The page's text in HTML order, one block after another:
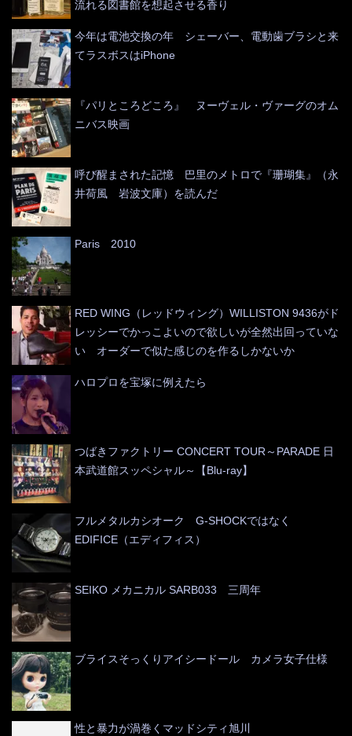
流れる図書館を想起させる香り
今年は電池交換の年 シェーバー、電動歯ブラシと来
てラスボスはiPhone
『パリところどころ』 ヌーヴェル・ヴァーグのオム
ニバス映画
呼び醒まされた記憶 巴里のメトロで『珊瑚集』（永
井荷風 岩波文庫）を読んだ
Paris 2010
RED WING（レッドウィング）WILLISTON 9436がド
レッシーでかっこよいので欲しいが全然出回っていな
い オーダーで似た感じのを作るしかないか
ハロプロを宝塚に例えたら
つばきファクトリー CONCERT TOUR～PARADE 日
本武道館スッペシャル～【Blu-ray】
フルメタルカシオーク G-SHOCKではなく
EDIFICE（エディフィス）
SEIKO メカニカル SARB033 三周年
ブライスそっくりアイシードール カメラ女子仕様
性と暴力が渦巻くマッドシティ旭川